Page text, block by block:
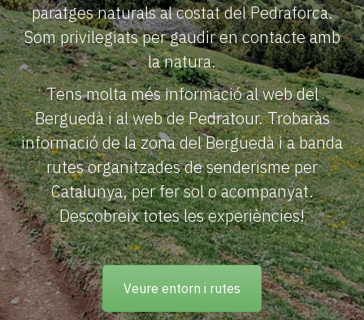
paratges naturals al costat del Pedraforca.
Som privilegiats per gaudir en contacte amb
la natura.
Tens molta més informació al web del
Berguedà i al web de Pedratour. Trobaràs
informació de la zona del Berguedà i a banda
rutes organitzades de senderisme per
Catalunya, per fer sol o acompanyat.
Descobreix totes les experiències!
Veure entorn i rutes